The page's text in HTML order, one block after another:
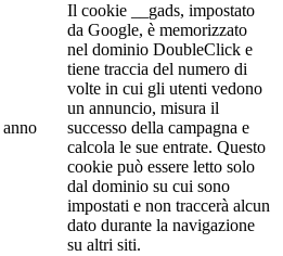
anno
Il cookie __gads, impostato
da Google, è memorizzato
nel dominio DoubleClick e
tiene traccia del numero di
volte in cui gli utenti vedono
un annuncio, misura il
successo della campagna e
calcola le sue entrate. Questo
cookie può essere letto solo
dal dominio su cui sono
impostati e non traccerà alcun
dato durante la navigazione
su altri siti.